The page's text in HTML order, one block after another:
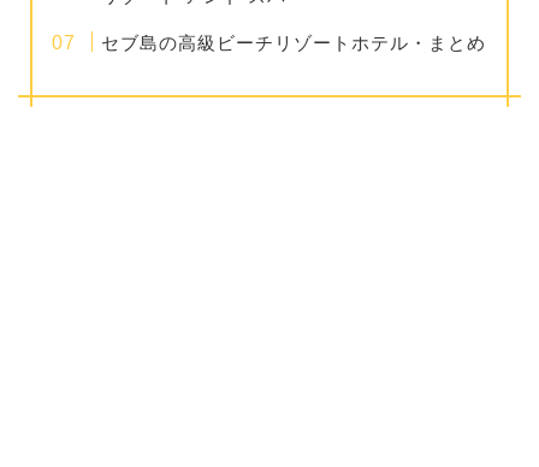
セブ島の高級ビーチリゾートホテル・まとめ